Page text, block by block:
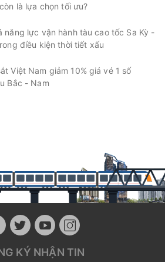
là lựa chọn tối ưu?
năng lực vận hành tàu cao tốc Sa Kỳ -
điều kiện thời tiết xấu
Việt Nam giảm 10% giá vé 1 số
Bắc - Nam
KÝ NHẬN TIN